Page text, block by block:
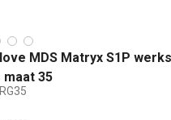
MDS Matryx S1P
35